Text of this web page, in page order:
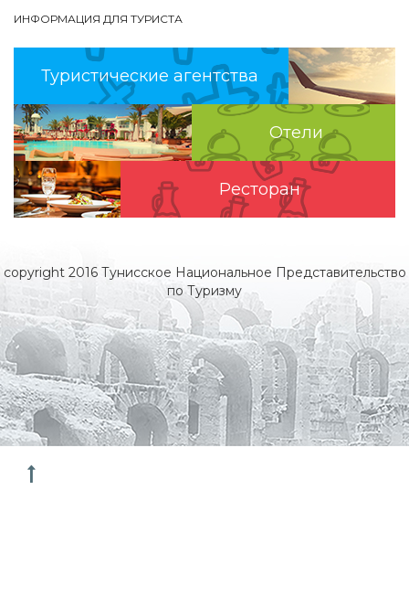
ИНФОРМАЦИЯ ДЛЯ ТУРИСТА
Туристические агентства
Отели
Pесторан
copyright 2016 Тунисское Национальное Представительство
по Туризму